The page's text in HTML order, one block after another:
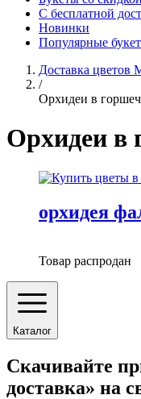
С бесплатной
Новинки
Популярные
Доставка цветов
/
Орхидеи в
Орхидеи в
орхидея
Товар распродан
Каталог
Скачивайте
доставка» на